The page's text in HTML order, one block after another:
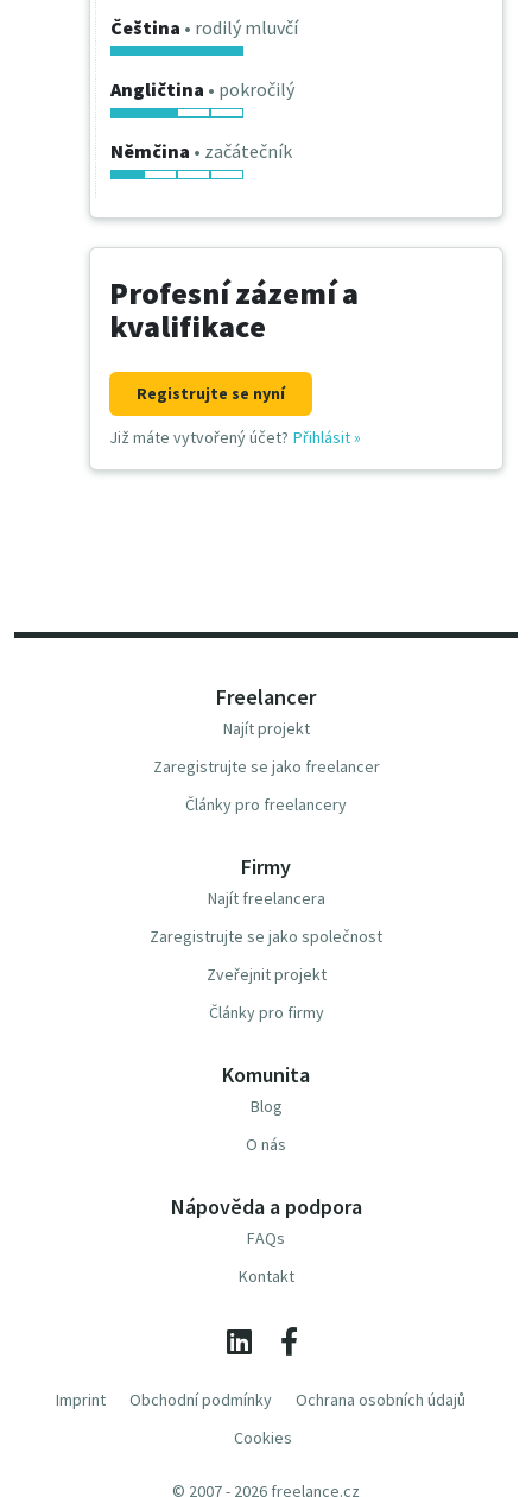
Čeština • rodilý mluvčí
Angličtina • pokročilý
Němčina • začátečník
Profesní zázemí a
kvalifikace
Registrujte se nyní
Již máte vytvořený účet? Přihlásit»
Freelancer
Najít projekt
Zaregistrujte se jako freelancer
Články pro freelancery
Firmy
Najít freelancera
Zaregistrujte se jako společnost
Zveřejnit projekt
Články pro firmy
Komunita
Blog
O nás
Nápověda a podpora
FAQs
Kontakt
Imprint Obchodní podmínky
Ochrana osobních údajů
Cookies
© 2007 - 2026 freelance.cz